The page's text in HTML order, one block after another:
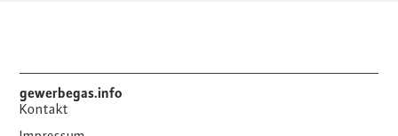
gewerbegas.info
Kontakt